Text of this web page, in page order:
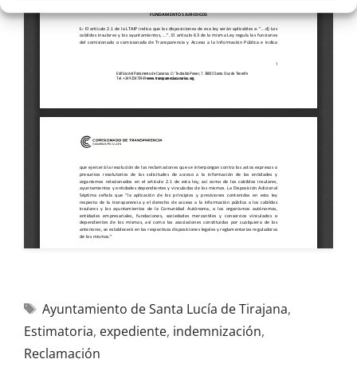
Ayuntamiento de Santa Lucía de Tirajana,
Estimatoria, expediente, indemnización,
Reclamación